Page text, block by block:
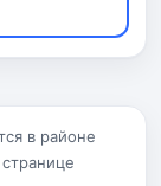
в районе